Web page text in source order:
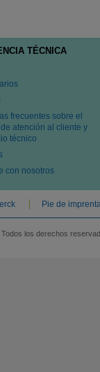
TÉCNICA
frecuentes sobre el
atención al cliente y
técnico
con nosotros
Pie de
los derechos